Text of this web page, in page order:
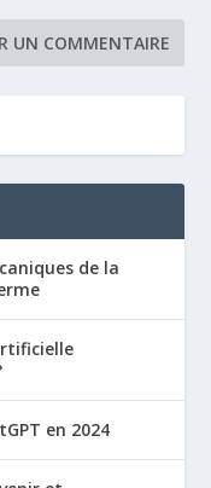
de la
en 2024